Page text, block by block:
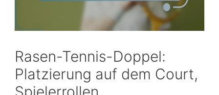
Rasen-Tennis-Doppel:
Platzierung auf dem Court,
Spielerrollen,